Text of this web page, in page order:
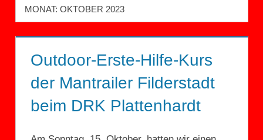
MONAT: OKTOBER 2023
Outdoor-Erste-Hilfe-Kurs
der Mantrailer Filderstadt
beim DRK Plattenhardt